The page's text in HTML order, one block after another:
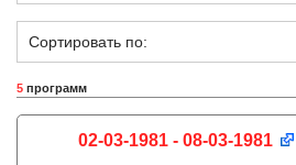
Сортировать по:
5 программ
02-03-1981 - 08-03-1981